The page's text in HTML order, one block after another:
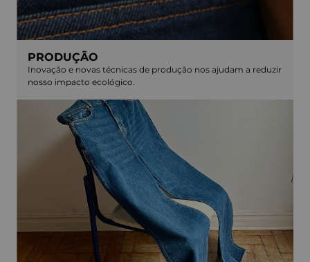
PRODUÇÃO
Inovação e novas técnicas de produção nos ajudam a reduzir
nosso impacto ecológico.